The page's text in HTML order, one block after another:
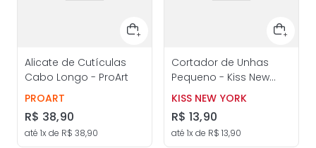
Alicate de Cutículas
Cabo Longo - ProArt
PROART
R$ 38,90
até 1x de R$ 38,90
Cortador de Unhas
Pequeno - Kiss New
York
KISS NEW YORK
R$ 13,90
até 1x de R$ 13,90